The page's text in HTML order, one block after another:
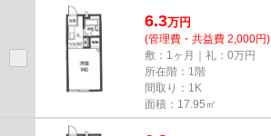
しております！最新の情報は...
6.3万円
(管理費・共益費 2,000円)
敷：1ヶ月｜礼：0万円
所在階：1階
間取り：1K
面積：17.95㎡